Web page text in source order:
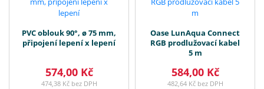
PVC oblouk 90°, ø 75 mm,
připojení lepení x lepení
574,00 Kč
474,38 Kč bez DPH
Oase LunAqua Connect
RGB prodlužovací kabel
5 m
584,00 Kč
482,64 Kč bez DPH